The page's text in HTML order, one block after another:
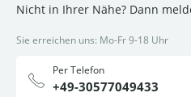
Nicht in Ihrer Nähe? Dann
Sie erreichen uns: Mo-Fr 9-18 Uhr
Per Telefon
+49-30577049433